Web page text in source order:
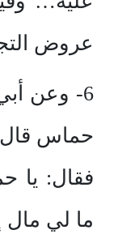
عروض
6- وعن أبي عمرو حماس
حماس
فقال: يا
ما لي مال